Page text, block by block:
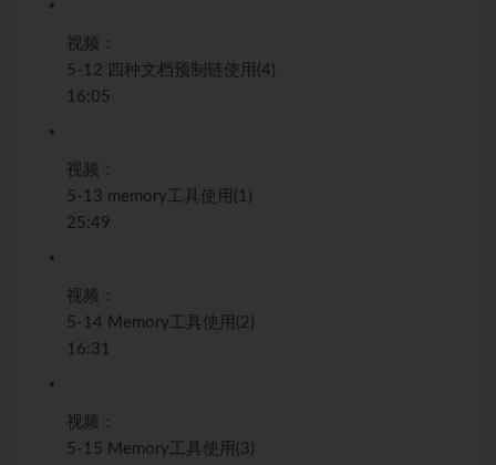
视频：
5-12 四种文档预制链使用(4)
16:05
视频：
5-13 memory工具使用(1)
25:49
视频：
5-14 Memory工具使用(2)
16:31
视频：
5-15 Memory工具使用(3)